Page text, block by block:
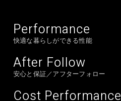
Performance
快適な暮らしができる性能
After Follow
安心と保証／アフターフォロー
Cost Performance